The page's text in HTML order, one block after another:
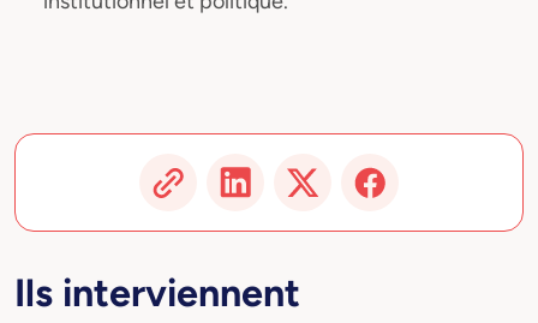
Ils interviennent